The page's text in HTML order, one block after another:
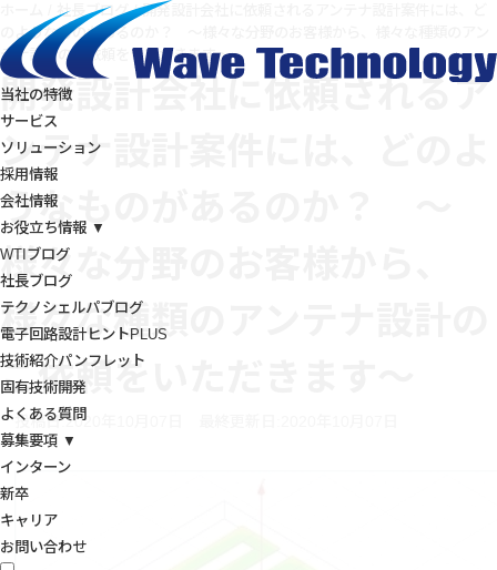
当社の特徴
サービス
ソリューション
採用情報
会社情報
お役立ち情報 ▼
WTIブログ
社長ブログ
テクノシェルパブログ
電子回路設計ヒントPLUS
技術紹介パンフレット
固有技術開発
よくある質問
募集要項 ▼
インターン
新卒
キャリア
お問い合わせ
社長ブログ / 開発設計会社に依頼されるアンテナ設計案件には、ど
のようなものがあるのか？ ～様々な分野のお客様から、様々な種類のアン
テナ設計のご依頼をいただきます～
開発設計会社に依頼されるア
ンテナ設計案件には、どのよ
うなものがあるのか？ ～
様々な分野のお客様から、
様々な種類のアンテナ設計の
ご依頼をいただきます～
投稿日:2020年10月07日